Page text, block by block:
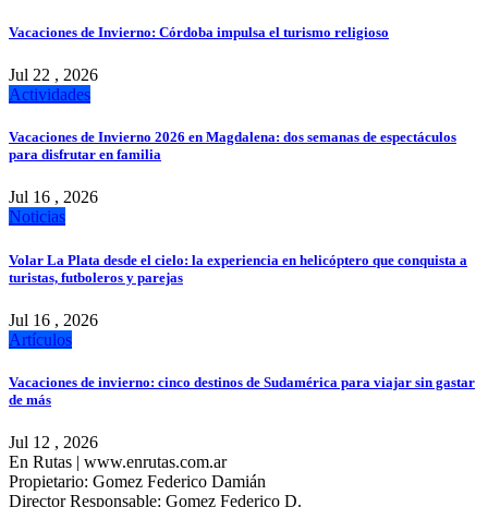
Vacaciones de Invierno: Córdoba impulsa el turismo religioso
Jul 22 , 2026
Actividades
Vacaciones de Invierno 2026 en Magdalena: dos semanas de espectáculos
para disfrutar en familia
Jul 16 , 2026
Noticias
Volar La Plata desde el cielo: la experiencia en helicóptero que conquista a
turistas, futboleros y parejas
Jul 16 , 2026
Artículos
Vacaciones de invierno: cinco destinos de Sudamérica para viajar sin gastar
de más
Jul 12 , 2026
En Rutas | www.enrutas.com.ar
Propietario: Gomez Federico Damián
Director Responsable: Gomez Federico D.